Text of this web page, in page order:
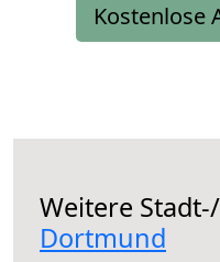
Kostenlose
Weitere
Dortmund